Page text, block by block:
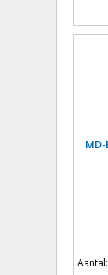
Aantal: